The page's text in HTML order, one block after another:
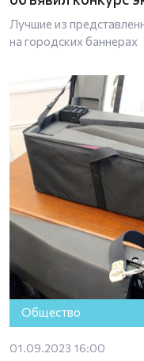
Лучшие из
на городских баннерах
Общество
01.09.2023 16:00